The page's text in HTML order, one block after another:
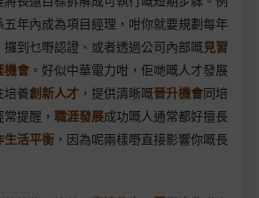
年內成為項目經理，咁你就要規劃每年
到乜嘢認證、或者透過公司內部嘅見習
機會 。好似中華電力咁，佢哋嘅人才發展
培養創新人才 ，提供清晰嘅晉升機會同培
提醒， 職涯發展成功嘅人通常都好擅長
生活平衡 ，因為呢兩樣嘢直接影響你嘅長